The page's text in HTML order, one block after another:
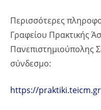
Περισσότερες
Γραφείου Πρακτικής
Πανεπιστημιούπολης
σύνδεσμο:
https://